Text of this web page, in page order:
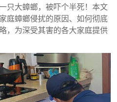
只大蟑螂，被吓个半死！本文
庭蟑螂侵扰的原因、如何彻底
，为深受其害的各大家庭提供